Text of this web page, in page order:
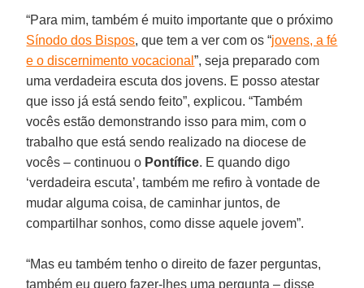
“Para mim, também é muito importante que o próximo
Sínodo dos Bispos, que tem a ver com os “jovens, a fé
e o discernimento vocacional”, seja preparado com
uma verdadeira escuta dos jovens. E posso atestar
que isso já está sendo feito”, explicou. “Também
vocês estão demonstrando isso para mim, com o
trabalho que está sendo realizado na diocese de
vocês – continuou o Pontífice. E quando digo
‘verdadeira escuta’, também me refiro à vontade de
mudar alguma coisa, de caminhar juntos, de
compartilhar sonhos, como disse aquele jovem”.
“Mas eu também tenho o direito de fazer perguntas,
também eu quero fazer-lhes uma pergunta – disse